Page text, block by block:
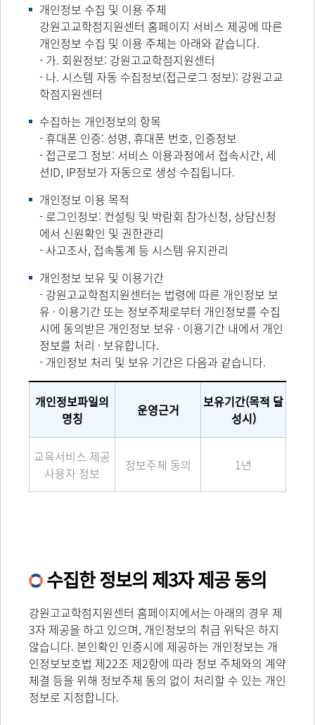
개인정보 수집 및 이용 주체
강원고교학점지원센터 홈페이지 서비스 제공에 따른
개인정보 수집 및 이용 주체는 아래와 같습니다.
- 가. 회원정보: 강원고교학점지원센터
- 나. 시스템 자동 수집정보(접근로그 정보): 강원고교
학점지원센터
수집하는 개인정보의 항목
- 휴대폰 인증: 성명, 휴대폰 번호, 인증정보
- 접근로그 정보: 서비스 이용과정에서 접속시간, 세
션ID, IP정보가 자동으로 생성 수집됩니다.
개인정보 이용 목적
- 로그인정보: 컨설팅 및 박람회 참가신청, 상담신청
에서 신원확인 및 권한관리
- 사고조사, 접속통계 등 시스템 유지관리
개인정보 보유 및 이용기간
- 강원고교학점지원센터는 법령에 따른 개인정보 보
유 · 이용기간 또는 정보주체로부터 개인정보를 수집
시에 동의받은 개인정보 보유 · 이용기간 내에서 개인
정보를 처리 · 보유합니다.
- 개인정보 처리 및 보유 기간은 다음과 같습니다.
개인정보파일의
명칭
운영근거
보유기간(목적 달
성시)
교육서비스 제공
사용자 정보
정보주체 동의 1년
수집한 정보의 제3자 제공 동의
강원고교학점지원센터 홈페이지에서는 아래의 경우 제
3자 제공을 하고 있으며, 개인정보의 취급 위탁은 하지
않습니다. 본인확인 인증시에 제공하는 개인정보는 개
인정보보호법 제22조 제2항에 따라 정보 주체와의 계약
체결 등을 위해 정보주체 동의 없이 처리할 수 있는 개인
정보로 지정합니다.